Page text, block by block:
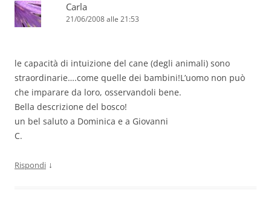
Carla
21/06/2008 alle 21:53
le capacità di intuizione del cane (degli animali) sono
straordinarie….come quelle dei bambini!L’uomo non può
che imparare da loro, osservandoli bene.
Bella descrizione del bosco!
un bel saluto a Dominica e a Giovanni
C.
Rispondi ↓